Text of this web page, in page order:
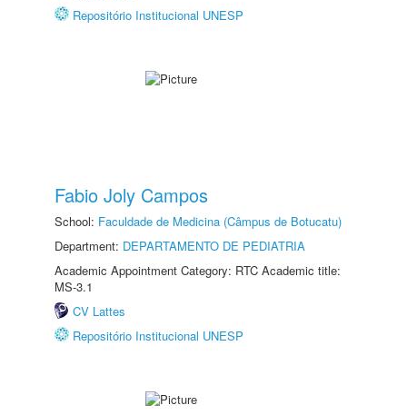
Repositório Institucional UNESP
Fabio Joly Campos
School: Faculdade de Medicina (Câmpus de Botucatu)
Department: DEPARTAMENTO DE PEDIATRIA
Academic Appointment Category: RTC Academic title:
MS-3.1
CV Lattes
Repositório Institucional UNESP